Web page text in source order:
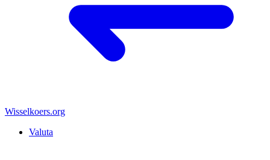
Wisselkoers.org
Valuta